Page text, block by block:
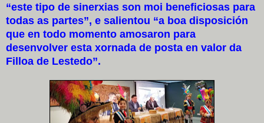
“este tipo de sinerxias son moi beneficiosas para
todas as partes”, e salientou “a boa disposición
que en todo momento amosaron para
desenvolver esta xornada de posta en valor da
Filloa de Lestedo”.